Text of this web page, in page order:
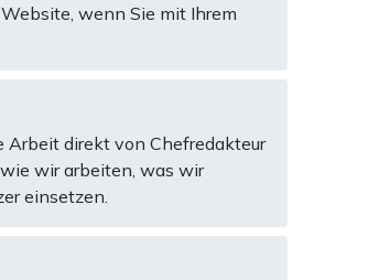
wenn Sie mit Ihrem
Arbeit direkt von Chefredakteur
wir arbeiten, was wir
einsetzen.